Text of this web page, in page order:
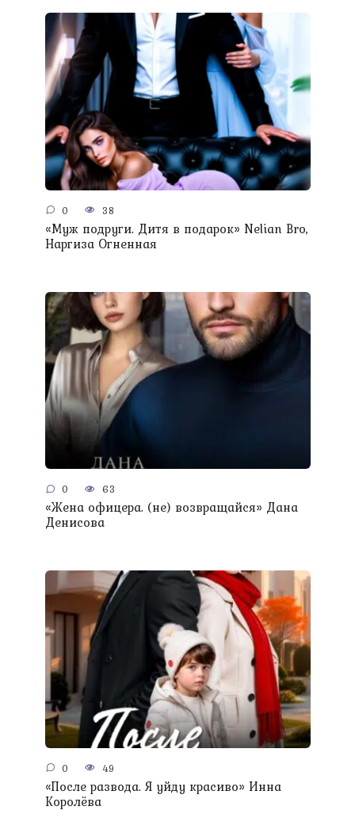
0 38
«Муж подруги. Дитя в подарок» Nelian Bro,
Наргиза Огненная
0 63
«Жена офицера. (не) возвращайся» Дана
Денисова
0 49
«После развода. Я уйду красиво» Инна
Королёва